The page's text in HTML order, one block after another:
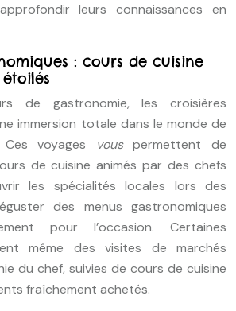
leurs connaissances en
: cours de cuisine
de gastronomie, les croisières
immersion totale dans le monde de
voyages
vouspermettent de
de cuisine animés par des chefs
les spécialités locales lors des
des menus gastronomiques
pour l’occasion. Certaines
même des visites de marchés
du chef, suivies de cours de cuisine
fraîchement achetés.